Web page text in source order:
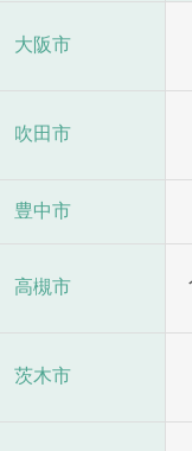
大阪市
吹田市
豊中市
高槻市
茨木市